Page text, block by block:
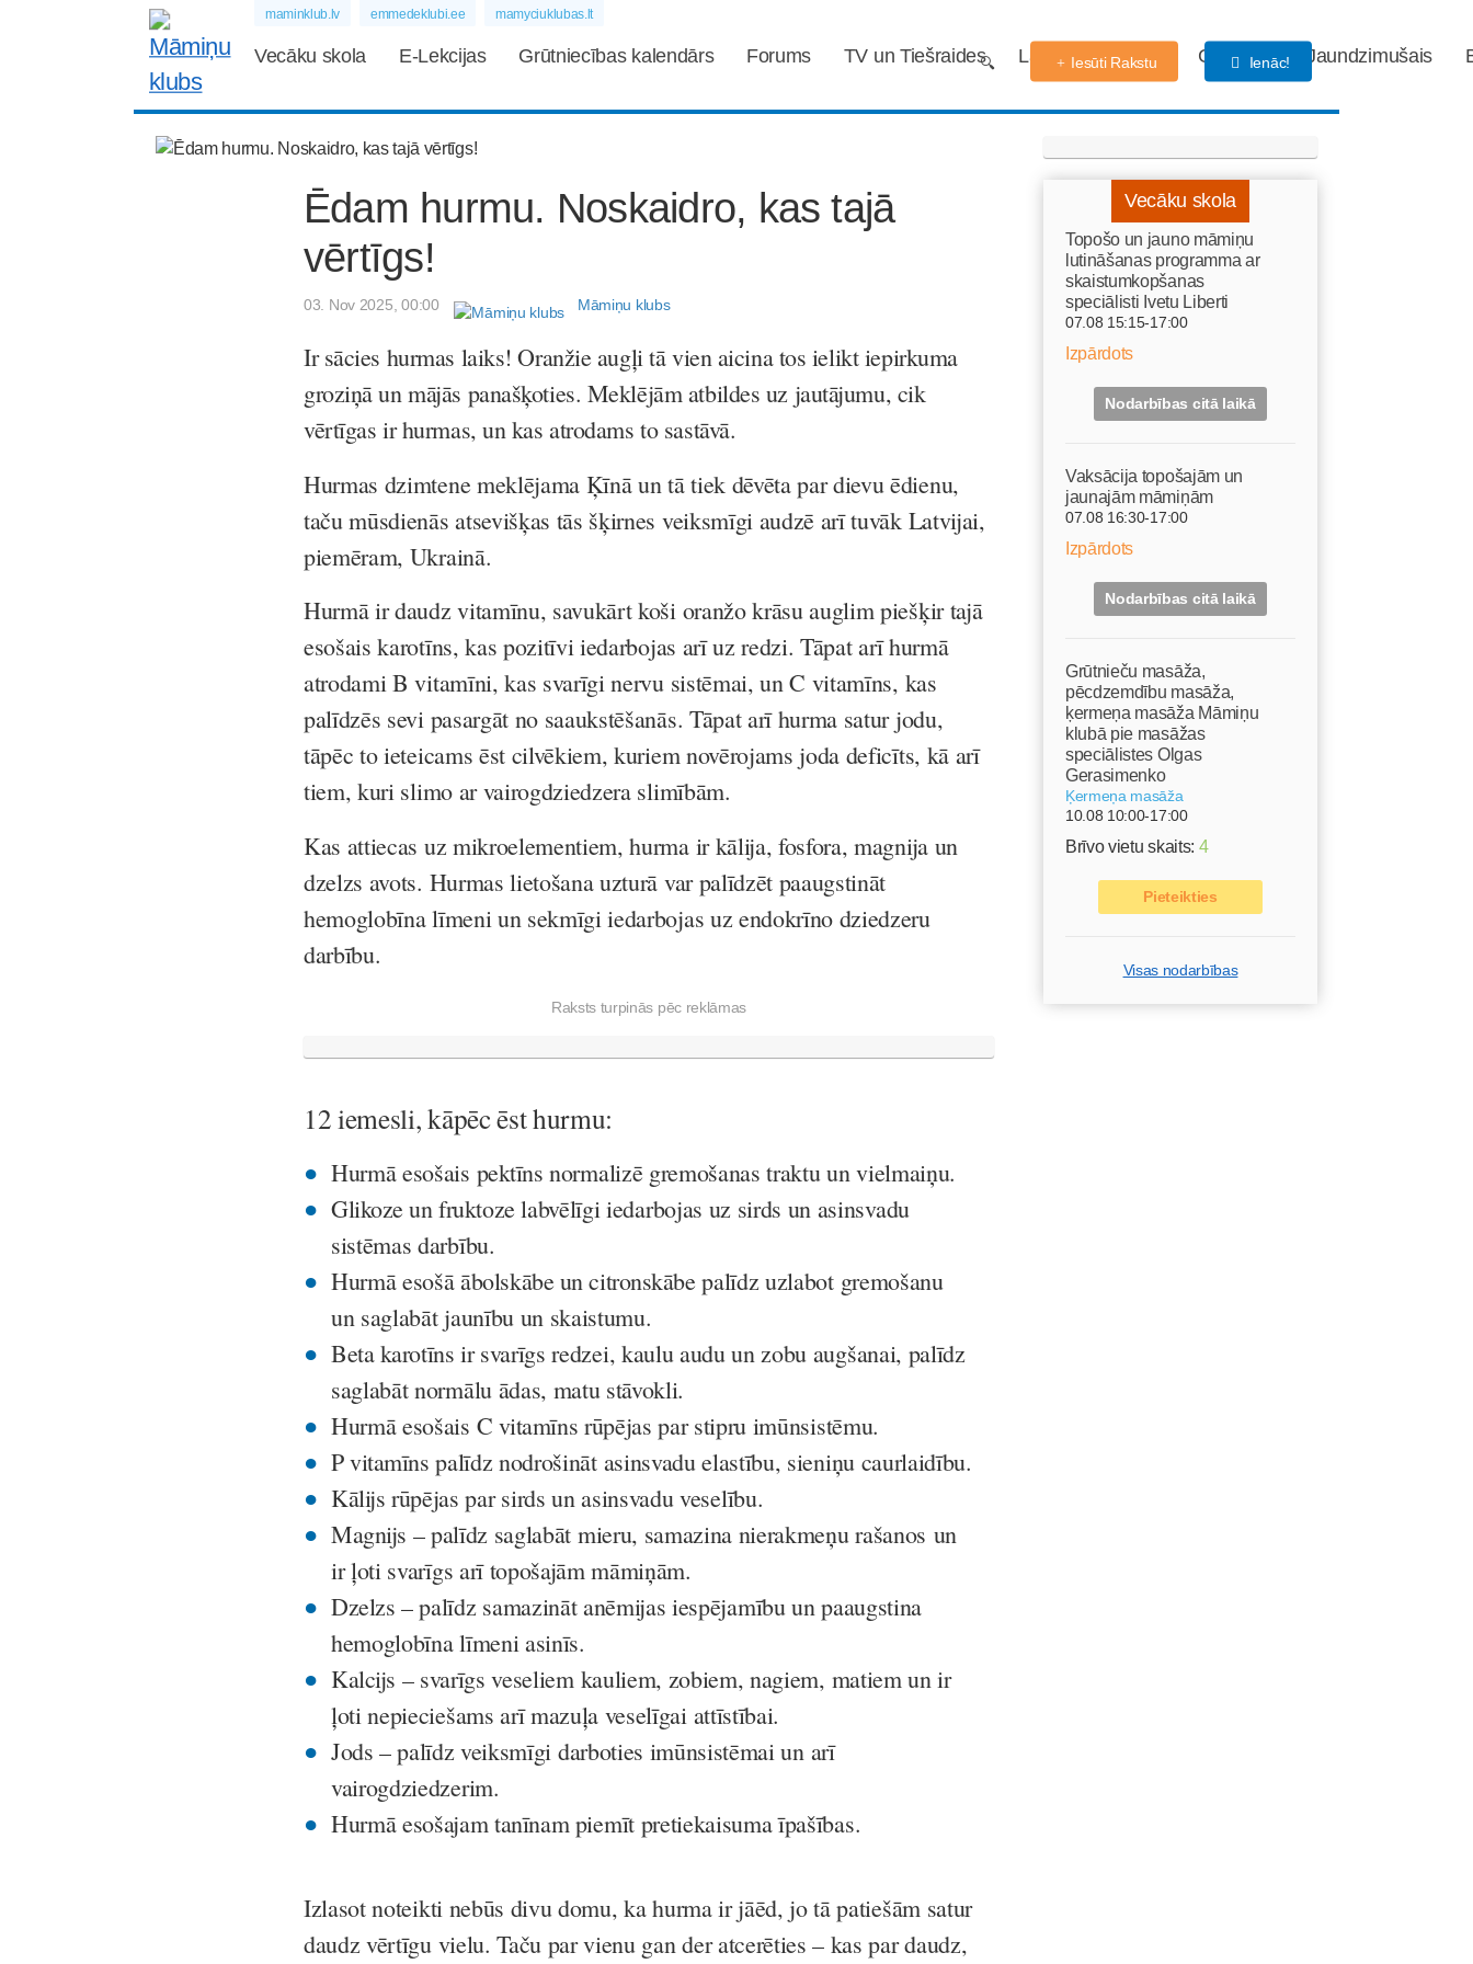
maminklub.lv emmedeklubi.ee mamyciuklubas.lt
Vecāku skola E-Lekcijas Grūtniecības kalendārs Forums TV un Tiešraides Labdarības fonds Gaidības Jaundzimušais
Iesūti Rakstu Ienāc!
Ēdam hurmu. Noskaidro, kas tajā
vērtīgs!
03. Nov 2025, 00:00 Māmiņu klubs
Ir sācies hurmas laiks! Oranžie augļi tā vien aicina tos ielikt iepirkuma
groziņā un mājās panašķoties. Meklējām atbildes uz jautājumu, cik
vērtīgas ir hurmas, un kas atrodams to sastāvā.
Hurmas dzimtene meklējama Ķīnā un tā tiek dēvēta par dievu ēdienu,
taču mūsdienās atsevišķas tās šķirnes veiksmīgi audzē arī tuvāk Latvijai,
piemēram, Ukrainā.
Hurmā ir daudz vitamīnu, savukārt koši oranžo krāsu auglim piešķir tajā
esošais karotīns, kas pozitīvi iedarbojas arī uz redzi. Tāpat arī hurmā
atrodami B vitamīni, kas svarīgi nervu sistēmai, un C vitamīns, kas
palīdzēs sevi pasargāt no saaukstēšanās. Tāpat arī hurma satur jodu,
tāpēc to ieteicams ēst cilvēkiem, kuriem novērojams joda deficīts, kā arī
tiem, kuri slimo ar vairogdziedzera slimībām.
Kas attiecas uz mikroelementiem, hurma ir kālija, fosfora, magnija un
dzelzs avots. Hurmas lietošana uzturā var palīdzēt paaugstināt
hemoglobīna līmeni un sekmīgi iedarbojas uz endokrīno dziedzeru
darbību.
Raksts turpinās pēc reklāmas
12 iemesli, kāpēc ēst hurmu:
Hurmā esošais pektīns normalizē gremošanas traktu un vielmaiņu.
Glikoze un fruktozelabvēlīgi iedarbojas uz sirds un asinsvadu
sistēmas darbību.
Hurmā esošāābolskābe un citronskābepalīdz uzlabot gremošanu
un saglabāt jaunību un skaistumu.
Beta karotīns ir svarīgs redzei, kaulu audu un zobu augšanai, palīdz
saglabāt normālu ādas, matu stāvokli.
Hurmā esošais C vitamīns rūpējas par stipru imūnsistēmu.
P vitamīns palīdz nodrošināt asinsvadu elastību, sieniņu caurlaidību.
Kālijs rūpējas par sirds un asinsvadu veselību.
Magnijs – palīdz saglabāt mieru, samazina nierakmeņu rašanos un
ir ļoti svarīgs arī topošajām māmiņām.
Dzelzs – palīdz samazināt anēmijas iespējamību un paaugstina
hemoglobīna līmeni asinīs.
Kalcijs – svarīgs veseliem kauliem, zobiem, nagiem, matiem un ir
ļoti nepieciešams arī mazuļa veselīgai attīstībai.
Jods – palīdz veiksmīgi darboties imūnsistēmai un arī
vairogdziedzerim.
Hurmā esošajamtanīnampiemīt pretiekaisuma īpašības.
Izlasot noteikti nebūs divu domu, ka hurma ir jāēd, jo tā patiešām satur
daudz vērtīgu vielu. Taču par vienu gan der atcerēties – kas par daudz,
Vecāku skola
Topošo un jauno māmiņu
lutināšanas programma ar
skaistumkopšanas
speciālisti Ivetu Liberti
07.08 15:15-17:00
Izpārdots
Nodarbības citā laikā
Vaksācija topošajām un
jaunajām māmiņām
07.08 16:30-17:00
Izpārdots
Nodarbības citā laikā
Grūtnieču masāža,
pēcdzemdību masāža,
ķermeņa masāža Māmiņu
klubā pie masāžas
speciālistes Olgas
Gerasimenko
Ķermeņa masāža
10.08 10:00-17:00
Brīvo vietu skaits: 4
Pieteikties
Visas nodarbības